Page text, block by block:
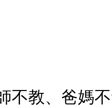
不教、爸媽